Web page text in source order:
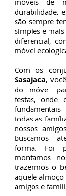
móveis de
durabilidade,
são sempre
simples e
diferencial,
móvel
Com os
Sasajaca,
do móvel
festas, onde
todas as
nossos
buscamos
forma. Foi
montamos
trazermos o
aquele almoço
amigos e